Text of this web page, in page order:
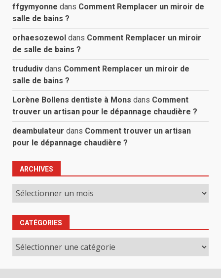
ffgymyonne dans Comment Remplacer un miroir de
salle de bains ?
orhaesozewol dans Comment Remplacer un miroir
de salle de bains ?
trududiv dans Comment Remplacer un miroir de
salle de bains ?
Lorène Bollens dentiste à Mons dans Comment
trouver un artisan pour le dépannage chaudière ?
deambulateur dans Comment trouver un artisan
pour le dépannage chaudière ?
ARCHIVES
Archives
CATÉGORIES
Catégories